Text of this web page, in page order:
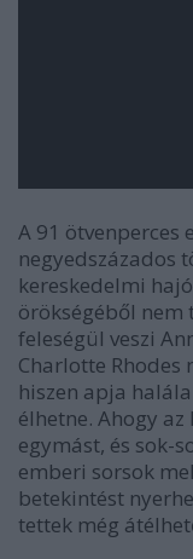
A 91 ötvenperces
negyedszázados
kereskedelmi
örökségéből nem
feleségül veszi
Charlotte Rhodes
hiszen apja
élhetne. Ahogy
egymást, és sok-
emberi sorsok
betekintést
tettek még